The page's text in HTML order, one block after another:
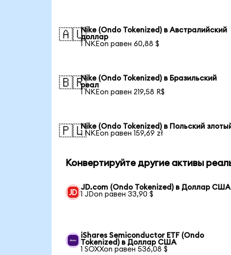
🇦🇺Nike (Ondo Tokenized) в Австралийский
доллар
1 NKEon равен 60,88 $
🇧🇷Nike (Ondo Tokenized) в Бразильский
реал
1 NKEon равен 219,58 R$
🇵🇱Nike (Ondo Tokenized) в Польский
1 NKEon равен 159,69 zł
Конвертируйте другие активы
JD.com (Ondo Tokenized) в Доллар США
1 JDon равен 33,90 $
iShares Semiconductor ETF (Ondo
Tokenized) в Доллар США
1 SOXXon равен 536,08 $